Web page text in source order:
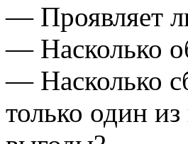
— Проявляет
— Насколько
— Насколько
только один